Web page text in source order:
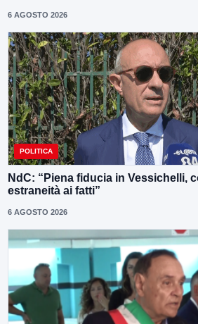
6 AGOSTO 2026
POLITICA
NdC: “Piena fiducia in Vessichelli,
estraneità ai fatti”
6 AGOSTO 2026